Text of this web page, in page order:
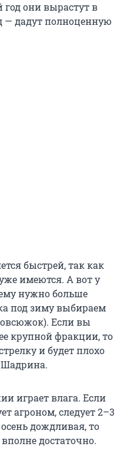
они вырастут в
— дадут полноценную
быстрей, так как
имеются. А вот у
нужно больше
под зиму выбираем
Если вы
крупной фракции, то
и будет плохо
Шадрина.
играет влага. Если
агроном, следует 2–3
дождливая, то
достаточно.